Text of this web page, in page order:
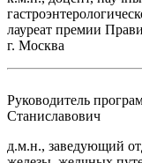
лауреат премии
г. Москва
Руководитель
Станиславович
д.м.н., заведующий